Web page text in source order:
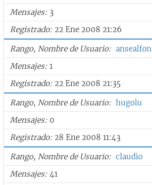
Mensajes 3
Registrado 22 Ene 2008 21:26
Rango, Nombre de Usuario
ansealfon
Mensajes 1
Registrado 22 Ene 2008 21:35
Rango, Nombre de Usuario
hugolu
Mensajes 0
Registrado 28 Ene 2008 11:43
Rango, Nombre de Usuario
claudio
Mensajes 41